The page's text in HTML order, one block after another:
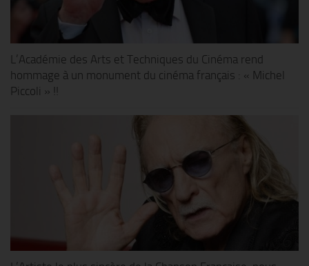
L’Académie des Arts et Techniques du Cinéma rend
hommage à un monument du cinéma français : « Michel
Piccoli » !!